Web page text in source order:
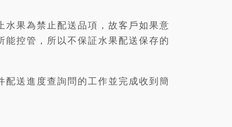
果為禁止配送品項，故客戶如果意
控管，所以不保証水果配送保存的
送進度查詢問的工作並完成收到簡